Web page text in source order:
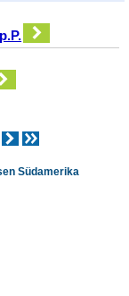
Südamerika